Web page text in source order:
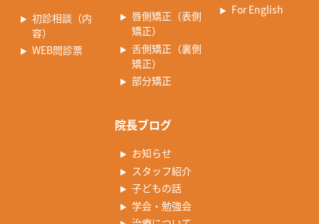
初診相談（内
容）
WEB問診票
唇側矯正（表側
矯正）
舌側矯正（裏側
矯正）
部分矯正
院長ブログ
お知らせ
スタッフ紹介
子どもの話
学会・勉強会
For English